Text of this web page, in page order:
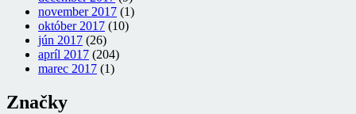
november 2017 (1)
október 2017 (10)
jún 2017 (26)
apríl 2017 (204)
marec 2017 (1)
Značky